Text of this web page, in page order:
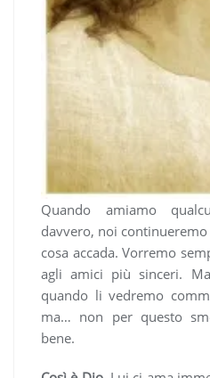
Quando amiamo
davvero, noi
cosa accada. Vorremo
agli amici più sinceri.
quando li vedremo
ma… non per questo
bene.